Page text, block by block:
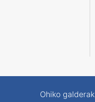
Ohiko galderak